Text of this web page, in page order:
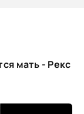
мать - Рекс